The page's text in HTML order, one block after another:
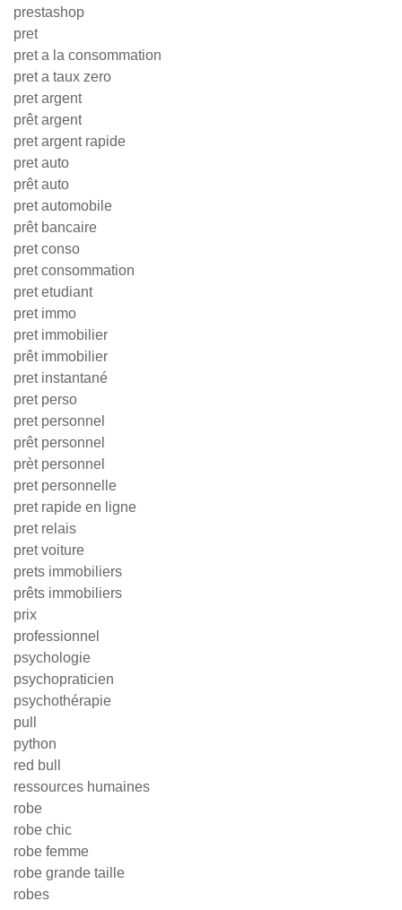
prestashop
pret
pret a la consommation
pret a taux zero
pret argent
prêt argent
pret argent rapide
pret auto
prêt auto
pret automobile
prêt bancaire
pret conso
pret consommation
pret etudiant
pret immo
pret immobilier
prêt immobilier
pret instantané
pret perso
pret personnel
prêt personnel
prèt personnel
pret personnelle
pret rapide en ligne
pret relais
pret voiture
prets immobiliers
prêts immobiliers
prix
professionnel
psychologie
psychopraticien
psychothérapie
pull
python
red bull
ressources humaines
robe
robe chic
robe femme
robe grande taille
robes